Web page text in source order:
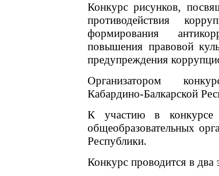
Конкурс рисунков,
противодействия
формирования
повышения правовой
предупреждения
Организатором
Кабардино-Балкарской
К участию в конкурсе
общеобразовательных
Республики.
Конкурс проводится в два